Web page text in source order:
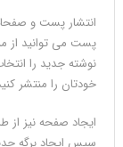
انتشار پست و
پست می توانید
نوشته جدید را
خودتان را منتشر
سپس ایجاد برگه